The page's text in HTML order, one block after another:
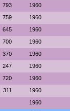
793 1960
759 1960
645 1960
700 1960
370 1960
247 1960
720 1960
311 1960
1960